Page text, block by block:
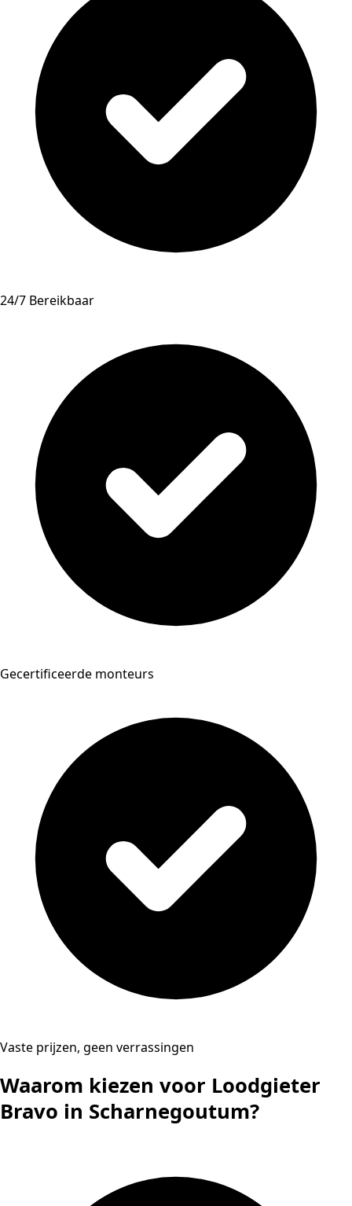
24/7 Bereikbaar
Gecertificeerde monteurs
Vaste prijzen, geen verrassingen
Waarom kiezen voor Loodgieter
Bravo in Scharnegoutum?